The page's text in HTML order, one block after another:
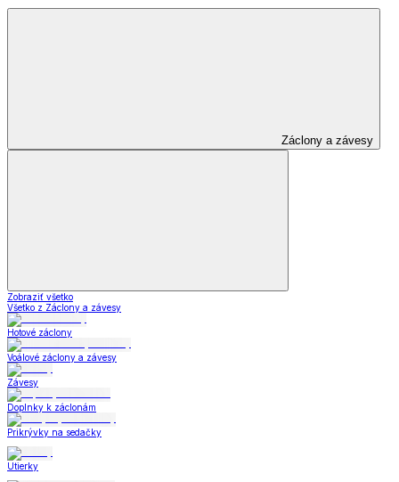
Záclony a závesy
Zobraziť všetko
Všetko z Záclony a závesy
Hotové záclony
Voálové záclony a závesy
Závesy
Doplnky k záclonám
Prikrývky na sedačky
Utierky